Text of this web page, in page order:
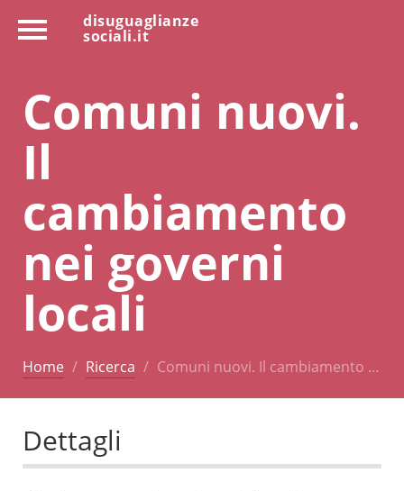
disuguaglianze
sociali.it
Comuni nuovi.
Il
cambiamento
nei governi
locali
Home Ricerca Comuni nuovi. Il cambiamento …
Dettagli